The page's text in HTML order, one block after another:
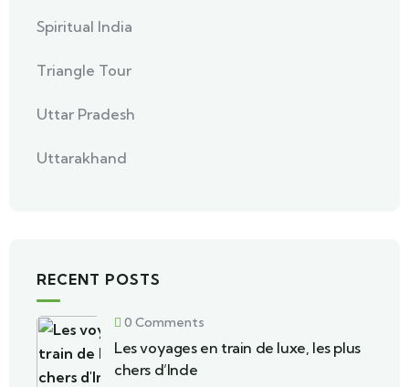
Spiritual India
Triangle Tour
Uttar Pradesh
Uttarakhand
RECENT POSTS
0 Comments
Les voyages en train de luxe, les plus
chers d’Inde